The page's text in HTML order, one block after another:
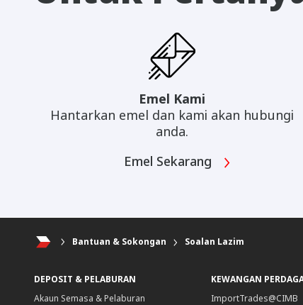
Emel Kami
Hantarkan emel dan kami akan hubungi
anda.
Emel Sekarang
Bantuan & Sokongan Soalan Lazim
DEPOSIT & PELABURAN
Akaun Semasa & Pelaburan
KEWANGAN
ImportTrades@CIMB